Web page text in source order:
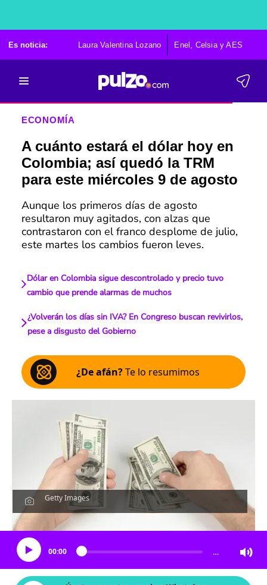
Es noticia: Laura Valentina Lozano Enel, Celsia y AES
ECONOMÍA
A cuánto estará el dólar hoy en
Colombia; así quedó la TRM
para este miércoles 9 de agosto
Aunque los primeros días de agosto
resultaron muy agitados, con alzas que
contrastaron con el franco desplome de julio,
este martes los cambios fueron leves.
Dólar en Colombia sigue descontrolado y precio tuvo
cambio que prende alarmas de muchos
¿Volverán los días sin IVA? En Congreso buscan revivirlos,
pese a disgusto del Gobierno
¿De afán?Te lo resumimos
Getty Images
00:00 …